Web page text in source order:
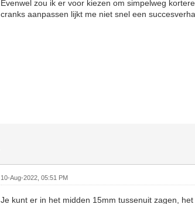
Evenwel zou ik er voor kiezen om simpelweg
cranks aanpassen lijkt me niet snel een
10-Aug-2022, 05:51 PM
Je kunt er in het midden 15mm tussenuit zagen,